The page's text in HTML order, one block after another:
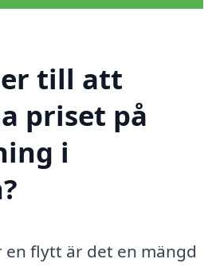
till att
priset på
i
flytt är det en mängd